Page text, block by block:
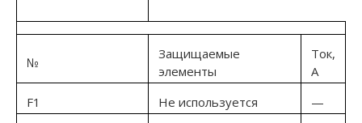
№
Защищаемые
элементы
Ток,
А
F1
Не используется —